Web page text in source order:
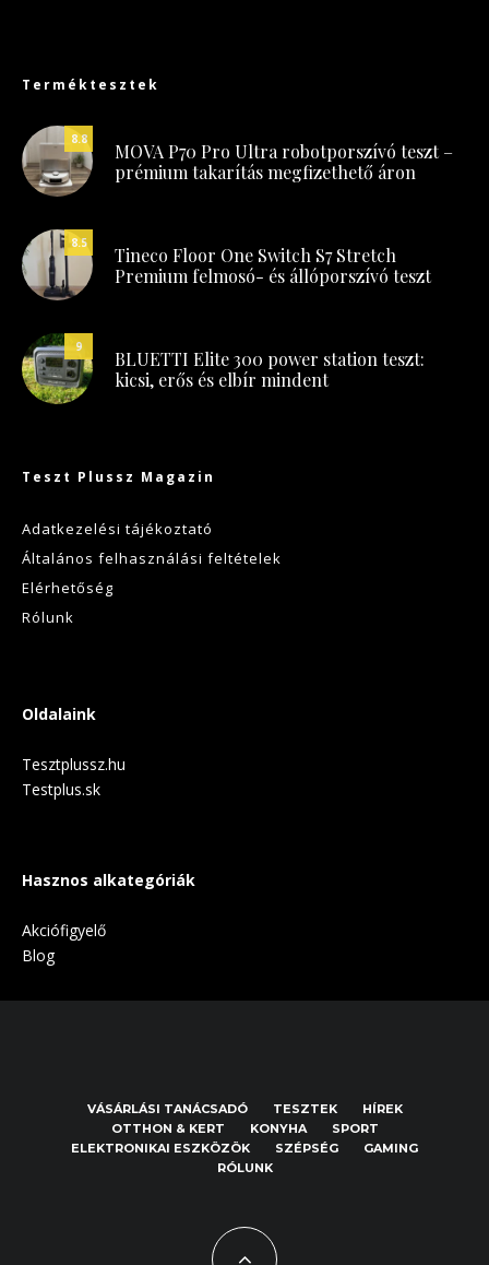
Terméktesztek
8.8
MOVA P70 Pro Ultra robotporszívó teszt –
prémium takarítás megfizethető áron
8.5
Tineco Floor One Switch S7 Stretch
Premium felmosó- és állóporszívó teszt
9
BLUETTI Elite 300 power station teszt:
kicsi, erős és elbír mindent
Teszt Plussz Magazin
Adatkezelési tájékoztató
Általános felhasználási feltételek
Elérhetőség
Rólunk
Oldalaink
Tesztplussz.hu
Testplus.sk
Hasznos alkategóriák
Akciófigyelő
Blog
VÁSÁRLÁSI TANÁCSADÓ TESZTEK
HÍREK
OTTHON & KERT
KONYHA
SPORT
ELEKTRONIKAI ESZKÖZÖK
SZÉPSÉG
GAMING
RÓLUNK